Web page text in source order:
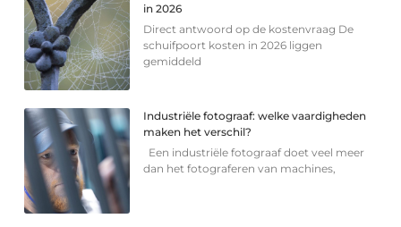
in 2026
Direct antwoord op de kostenvraag De
schuifpoort kosten in 2026 liggen
gemiddeld
Industriële fotograaf: welke vaardigheden
maken het verschil?
Een industriële fotograaf doet veel meer
dan het fotograferen van machines,